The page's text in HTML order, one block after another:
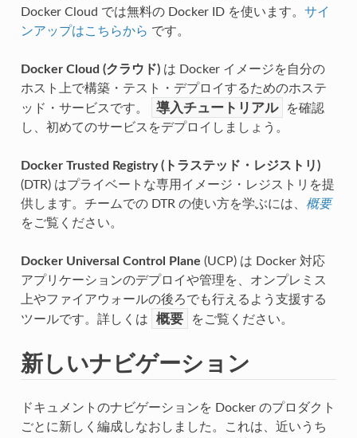
Docker Cloud では無料の Docker ID を使います。 サイ
ンアップはこちらから です。
Docker Cloud (クラウド)は Docker イメージを自分の
ホスト上で構築・テスト・デプロイするためのホステ
ッド・サービスです。
導入チュートリアル
を確認
し、初めてのサービスをデプロイしましょう。
Docker Trusted Registry (トラステッド・レジストリ)
(DTR) はプライベートな専用イメージ・レジストリを提
供します。チームでの DTR の使い方を学ぶには、 概要
をご覧ください。
Docker Universal Control Plane (UCP) は Docker 対応
アプリケーションのデプロイや管理を、オンプレミス
上やファイアウォールの後ろでも行えるよう支援する
ツールです。詳しくは
概要 をご覧ください。
新しいナビゲーション
ドキュメントのナビゲーションを Docker のプロダクト
ごとに新しく編成しなおしました。これは、近いうち